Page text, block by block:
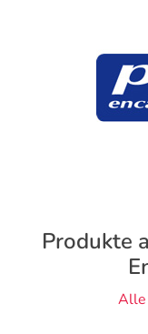
Produkte
Alle